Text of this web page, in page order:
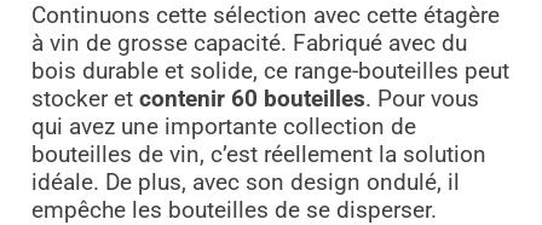
Continuons cette sélection avec cette étagère
à vin de grosse capacité. Fabriqué avec du
bois durable et solide, ce range-bouteilles peut
stocker et contenir 60 bouteilles. Pour vous
qui avez une importante collection de
bouteilles de vin, c’est réellement la solution
idéale. De plus, avec son design ondulé, il
empêche les bouteilles de se disperser.